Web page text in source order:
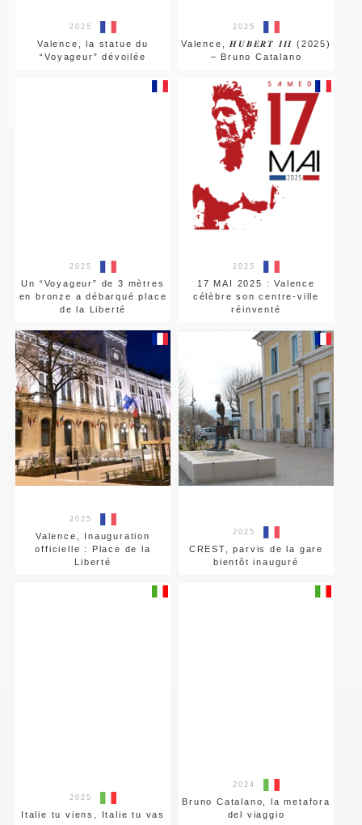
2025
Valence, la statue du
“Voyageur” dévoilée
2025
Valence, 𝑯𝑼𝑩𝑬𝑹𝑻 𝑰𝑰𝑰 (2025)
– Bruno Catalano
2025
Un “Voyageur” de 3 mètres
en bronze a débarqué place
de la Liberté
2025
17 MAI 2025 : Valence
célèbre son centre-ville
réinventé
2025
Valence, Inauguration
officielle : Place de la
Liberté
2025
CREST, parvis de la gare
bientôt inauguré
2025
Italie tu viens, Italie tu vas
2024
Bruno Catalano, la metafora
del viaggio